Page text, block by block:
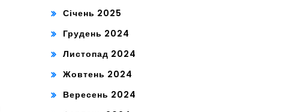
Січень 2025
Грудень 2024
Листопад 2024
Жовтень 2024
Вересень 2024